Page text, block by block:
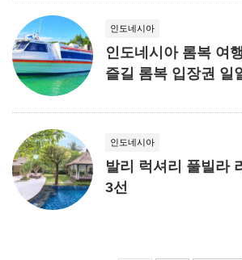
인도네시아
인도네시아 롬복 여
즐길 롬복 입장권 일
인도네시아
발리 럭셔리 풀빌라
3선